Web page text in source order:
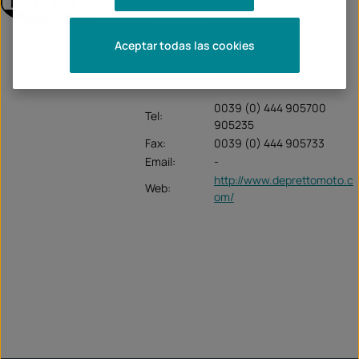
Unternehme
Via Fogazzaro, 111
36030 Caldogno (VI)
Tel:
0039 (0) 444 905700
905235
Fax:
0039 (0) 444 905733
Email:
-
Web:
http://www.deprettomoto.c
om/
Aceptar todas las cookies